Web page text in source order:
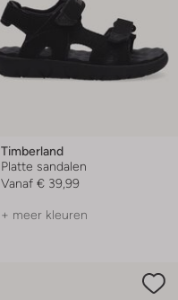
Timberland
Platte sandalen
Vanaf € 39,99
+ meer kleuren